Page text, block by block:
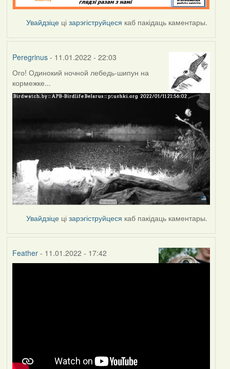
Увайдзіце цізарэгіструйцеся каб пакідаць каментары.
Peregrinus- 11.01.2022 - 22:03
Ого! Одинокий ночной лебедь-шипун на
кормежке...
Увайдзіце цізарэгіструйцеся каб пакідаць каментары.
Feather- 11.01.2022 - 17:42